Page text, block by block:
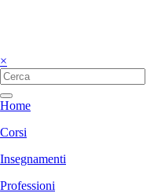
×
Home
Corsi
Insegnamenti
Professioni